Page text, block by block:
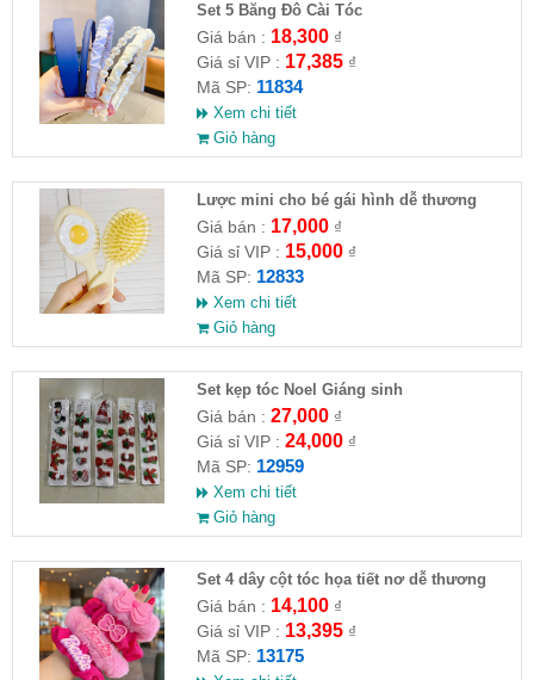
Set 5 Băng Đô Cài Tóc
Giá bán : 18,300₫
Giá sỉ VIP : 17,385₫
Mã SP: 11834
Xem chi tiết
Giỏ hàng
Lược mini cho bé gái hình dễ thương
Giá bán : 17,000₫
Giá sỉ VIP : 15,000₫
Mã SP: 12833
Xem chi tiết
Giỏ hàng
Set kẹp tóc Noel Giáng sinh
Giá bán : 27,000₫
Giá sỉ VIP : 24,000₫
Mã SP: 12959
Xem chi tiết
Giỏ hàng
Set 4 dây cột tóc họa tiết nơ dễ thương
Giá bán : 14,100₫
Giá sỉ VIP : 13,395₫
Mã SP: 13175